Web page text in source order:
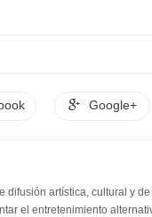
Google+
difusión artística, cultural y
el entretenimiento